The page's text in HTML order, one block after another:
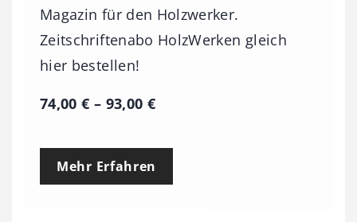
Magazin für den Holzwerker.
Zeitschriftenabo HolzWerken gleich
hier bestellen!
74,00€ – 93,00 €P
e
Mehr Erfahren